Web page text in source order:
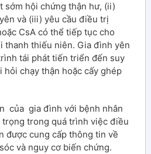
sớm hội chứng thận hư, (ii)
và (iii) yêu cầu điều trị
CsA có thể tiếp tục cho
thanh thiếu niên. Gia đình yên
tái phát tiến triển đến suy
hỏi chạy thận hoặc cấy ghép
của gia đình với bệnh nhân
trọng trong quá trình việc điều
được cung cấp thông tin về
và nguy cơ biến chứng.